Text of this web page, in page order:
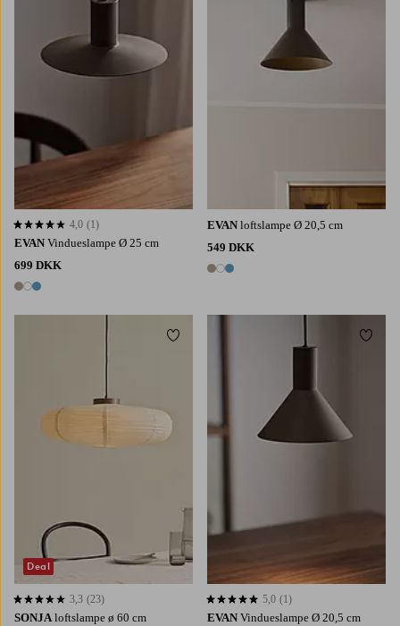
EVAN Vindueslampe Ø 25 cm
699 DKK
3 farver
4,0 baseret på 1 bedømmelser
4,0 (1) EVAN loftslampe Ø 20,5 cm
549 DKK
3 farver
SONJA loftslampe ø 60 cm
3,3 baseret på 23 bedømmelser
3,3 (23)
Deal
Tilføj til favoritter
EVAN Vindueslampe Ø 20,5 cm
5,0 baseret på 1 bedømmelser
5,0 (1)
Tilføj